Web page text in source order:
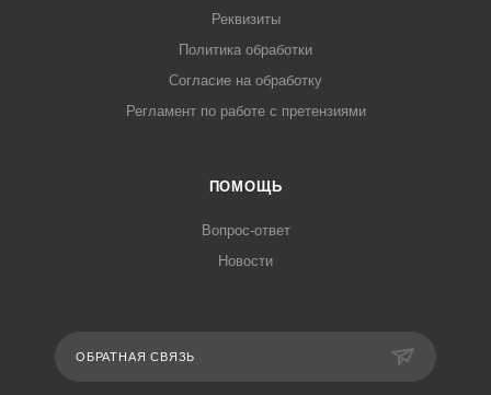
Реквизиты
Политика обработки
Согласие на обработку
Регламент по работе с претензиями
ПОМОЩЬ
Вопрос-ответ
Новости
ОБРАТНАЯ СВЯЗЬ